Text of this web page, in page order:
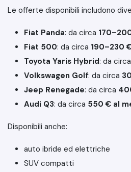
Le offerte disponibili includono
Fiat Panda: da circa
Fiat 500: da circa 190–230
Toyota Yaris Hybrid: da circa
Volkswagen Golf: da circa
Jeep Renegade: da circa
Audi Q3: da circa 550 € al
Disponibili anche:
auto ibride ed elettriche
SUV compatti